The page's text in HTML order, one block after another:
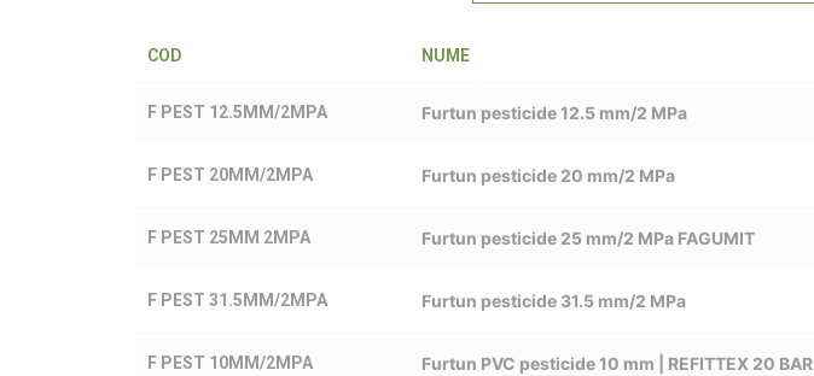
COD NUME
F PEST 12.5MM/2MPA Furtun pesticide 12.5 mm/2 MPa
F PEST 20MM/2MPA Furtun pesticide 20 mm/2 MPa
F PEST 25MM 2MPA Furtun pesticide 25 mm/2 MPa FAGUMIT
F PEST 31.5MM/2MPA Furtun pesticide 31.5 mm/2 MPa
F PEST 10MM/2MPA Furtun PVC pesticide 10 mm | REFITTEX 20 BAR